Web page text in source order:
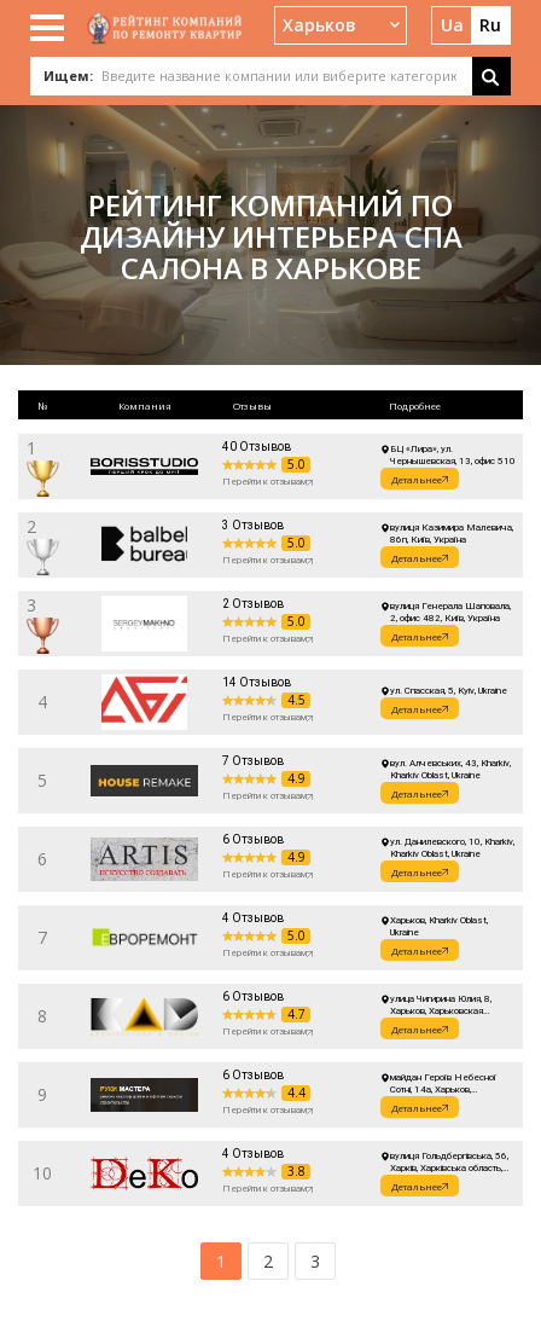
Харьков Ua Ru
Ищем:
РЕЙТИНГ КОМПАНИЙ ПО
ДИЗАЙНУ ИНТЕРЬЕРА СПА
САЛОНА В ХАРЬКОВЕ
№ Компания Отзывы Подробнее
1 40 Отзывов
5.0
Перейти к отзывам
БЦ «Лира», ул.
Чернышевская, 13, офис 510
Детальнее
2 3 Отзывов
5.0
Перейти к отзывам
вулиця Казимира Малевича,
86п, Київ, Україна
Детальнее
3 2 Отзывов
5.0
Перейти к отзывам
вулиця Генерала Шаповала,
2, офис 482, Київ, Україна
Детальнее
4
14 Отзывов
4.5
Перейти к отзывам
ул. Спасская, 5, Kyiv, Ukraine
Детальнее
5
7 Отзывов
4.9
Перейти к отзывам
вул. Алчевських, 43, Kharkiv,
Kharkiv Oblast, Ukraine
Детальнее
6
6 Отзывов
4.9
Перейти к отзывам
ул. Данилевского, 10, Kharkiv,
Kharkiv Oblast, Ukraine
Детальнее
7
4 Отзывов
5.0
Перейти к отзывам
Харьков, Kharkiv Oblast,
Ukraine
Детальнее
8
6 Отзывов
4.7
Перейти к отзывам
улица Чигирина Юлия, 8,
Харьков, Харьковская
область, Украина
Детальнее
9
6 Отзывов
4.4
Перейти к отзывам
майдан Героїв Небесної
Сотні, 14а, Харьков,
Харьковская область, Украина
Детальнее
10
4 Отзывов
3.8
Перейти к отзывам
вулиця Гольдбергівська, 56,
Харків, Харківська область,
Детальнее
1 2 3